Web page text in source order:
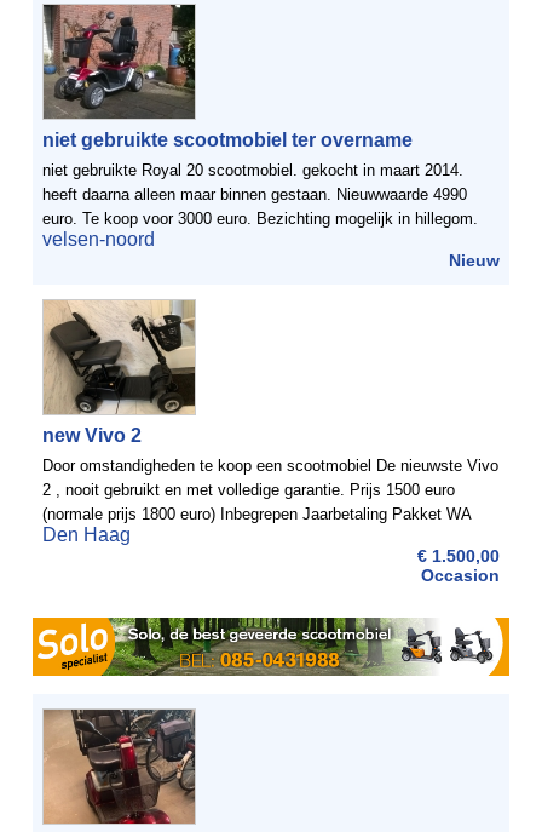
niet gebruikte scootmobiel ter overname
niet gebruikte Royal 20 scootmobiel. gekocht in maart 2014.
heeft daarna alleen maar binnen gestaan. Nieuwwaarde 4990
euro. Te koop voor 3000 euro. Bezichting mogelijk in hillegom.
Alle papieren aanwezig. Koopje dus.
velsen-noord
Nieuw
new Vivo 2
Door omstandigheden te koop een scootmobiel De nieuwste Vivo
2 , nooit gebruikt en met volledige garantie. Prijs 1500 euro
(normale prijs 1800 euro) Inbegrepen Jaarbetaling Pakket WA
verzekering a 95,40 euro. Inlichtingen: T. Vreede ...
Den Haag
€ 1.500,00
Occasion